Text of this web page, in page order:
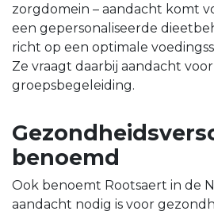
zorgdomein – aandacht komt
een gepersonaliseerde
richt op een optimale
Ze vraagt daarbij aandacht
groepsbegeleiding.
benoemd
Ook benoemt Rootsaert in de
aandacht nodig is voor